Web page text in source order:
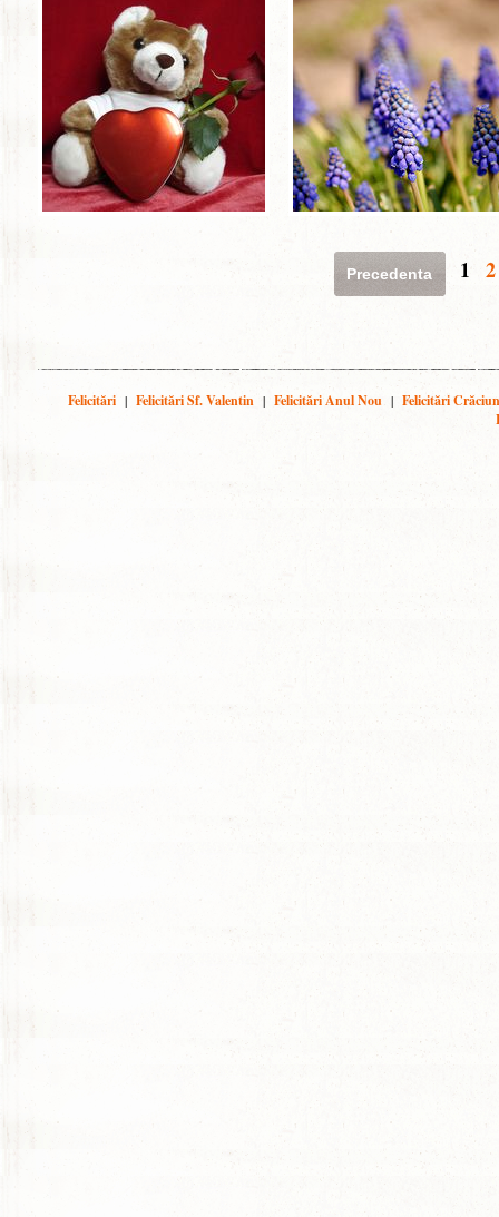
Precedenta 1 2
Felicitări | Felicitări Sf. Valentin | Felicitări Anul Nou | Felicitări